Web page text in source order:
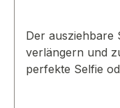
Der ausziehbare
verlängern und
perfekte Selfie